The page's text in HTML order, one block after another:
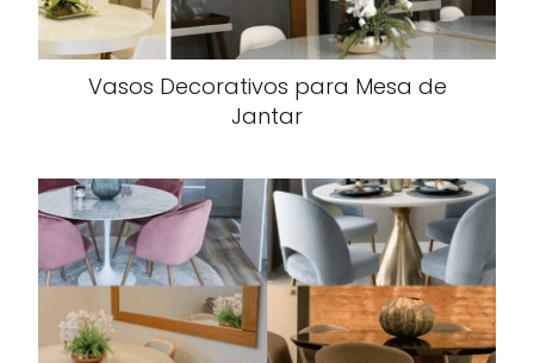
Vasos Decorativos para Mesa de
Jantar